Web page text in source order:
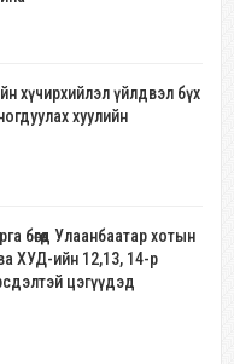
хүчирхийлэл үйлдвэл бүх
хуулийн
бөгөөд Улаанбаатар хотын
ХУД-ийн 12,13, 14-р
цэгүүдэд